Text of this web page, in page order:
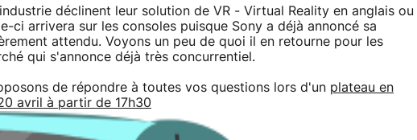
déclinent leur solution de VR - Virtual Reality en anglais ou
ci arrivera sur les consoles puisque Sony a déjà annoncé sa
attendu. Voyons un peu de quoi il en retourne pour les
qui s'annonce déjà très concurrentiel.
de répondre à toutes vos questions lors d'un plateau en
avril à partir de 17h30